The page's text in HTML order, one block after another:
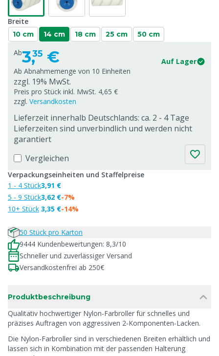
Breite
10 cm 14 cm 18 cm 25 cm 50 cm
Ab3,35 €
Auf Lager
Ab Abnahmemenge von 10 Einheiten
zzgl. 19% MwSt.
Preis pro Stück inkl. MwSt. 4,65 €
zzgl. Versandkosten
Lieferzeit innerhalb Deutschlands: ca. 2 - 4 Tage
Lieferzeiten sind unverbindlich und werden nicht
garantiert
Vergleichen
Verpackungseinheiten und Staffelpreise
1 - 4 Stück
5 - 9 Stück
10+ Stück
3,91 €
3,62 €
3,35 €
-7%
-14%
50 Stück pro Karton
9444 Kundenbewertungen: 8,3/10
Schneller und zuverlässiger Versand
Versandkostenfrei ab 250€
Produktbeschreibung
Qualitativ hochwertiger Nylon-Farbroller für schnelles und
präzises Auftragen von aggressiven 2-Komponenten-Lacken.
Die Nylon-Farbroller sind in verschiedenen Breiten erhältlich und
lassen sich in Kombination mit der passenden Halterung